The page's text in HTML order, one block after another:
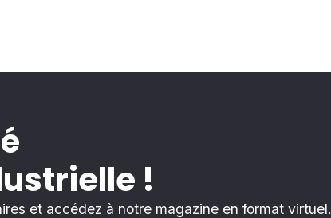
!
et accédez à notre magazine en format virtuel.